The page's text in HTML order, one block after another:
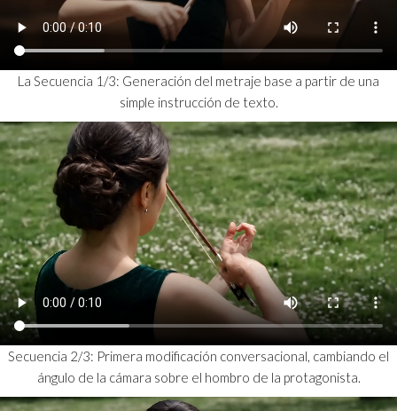
La Secuencia 1/3: Generación del metraje base a partir de una
simple instrucción de texto.
Secuencia 2/3: Primera modificación conversacional, cambiando el
ángulo de la cámara sobre el hombro de la protagonista.